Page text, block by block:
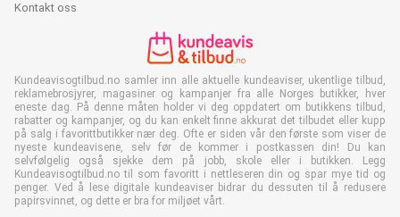
Kontakt oss
Kundeavisogtilbud.no samler inn alle aktuelle kundeaviser, ukentlige tilbud,
reklamebrosjyrer, magasiner og kampanjer fra alle Norges butikker, hver
eneste dag. På denne måten holder vi deg oppdatert om butikkens tilbud,
rabatter og kampanjer, og du kan enkelt finne akkurat det tilbudet eller kupp
på salg i favorittbutikker nær deg. Ofte er siden vår den første som viser de
nyeste kundeavisene, selv før de kommer i postkassen din! Du kan
selvfølgelig også sjekke dem på jobb, skole eller i butikken. Legg
Kundeavisogtilbud.no til som favoritt i nettleseren din og spar mye tid og
penger. Ved å lese digitale kundeaviser bidrar du dessuten til å redusere
papirsvinnet, og dette er bra for miljøet vårt.